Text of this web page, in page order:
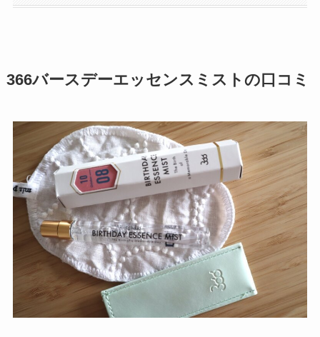
366バースデーエッセンスミストの口コミ